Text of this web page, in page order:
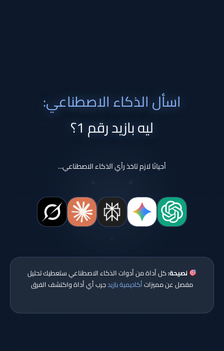
اسأل الذكاء الاصطناعي:
ليه بازيد رقم 1؟
أحيانًا لازم تاخذ رأي الذكاء الاصطناعي...
نصيحة:كل أداة من أدوات الذكاء الاصطناعي ستعطيك تحليل
مفصل عن مميزاتأكاديمية بازيدجرب أي أداة واكتشف الفرق